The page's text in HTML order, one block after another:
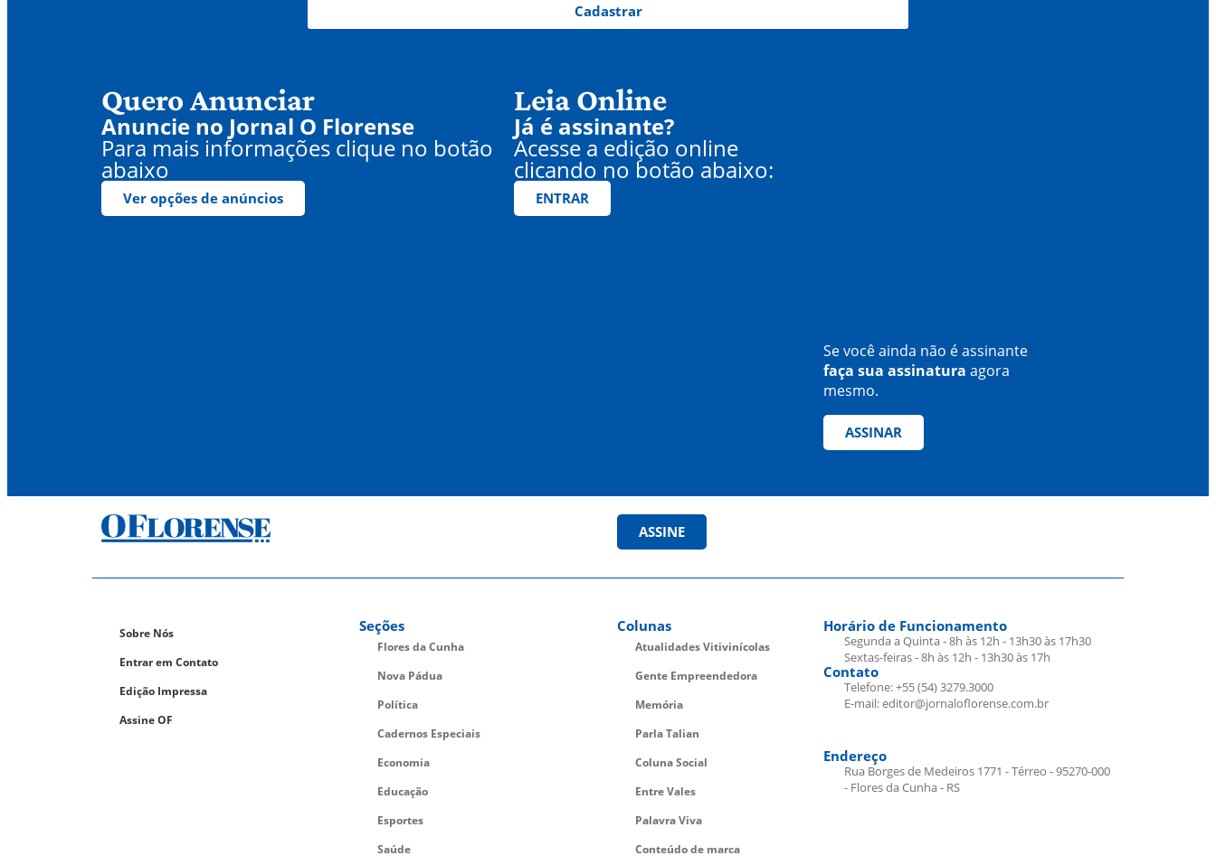
Cadastrar
Quero Anunciar
Anuncie no Jornal O Florense
Para mais informações clique no botão
abaixo
Ver opções de anúncios
Leia Online
Já é assinante?
Acesse a edição online
clicando no botão abaixo:
ENTRAR
Se você ainda não é assinante
faça sua assinatura agora
mesmo.
ASSINAR
ASSINE
Sobre Nós
Entrar em Contato
Edição Impressa
Assine OF
Seções
Flores da Cunha
Nova Pádua
Política
Cadernos Especiais
Economia
Educação
Esportes
Saúde
Colunas
Atualidades Vitivinícolas
Gente Empreendedora
Memória
Parla Talian
Coluna Social
Entre Vales
Palavra Viva
Conteúdo de marca
Horário de Funcionamento
Segunda a Quinta - 8h às 12h - 13h30 às 17h30
Sextas-feiras - 8h às 12h - 13h30 às 17h
Contato
Telefone: +55 (54) 3279.3000
E-mail: editor@jornaloflorense.com.br
Endereço
Rua Borges de Medeiros 1771 - Térreo - 95270-000
- Flores da Cunha - RS